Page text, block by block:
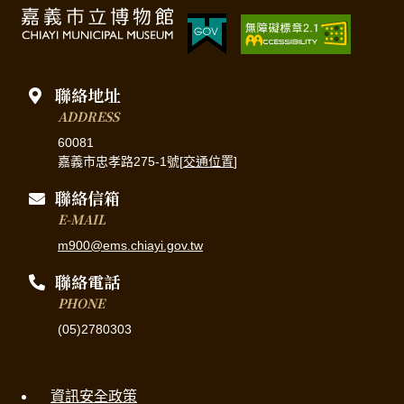
聯絡地址
ADDRESS
60081
嘉義市忠孝路275-1號[交通位置]
聯絡信箱
E-MAIL
m900@ems.chiayi.gov.tw
聯絡電話
PHONE
(05)2780303
資訊安全政策